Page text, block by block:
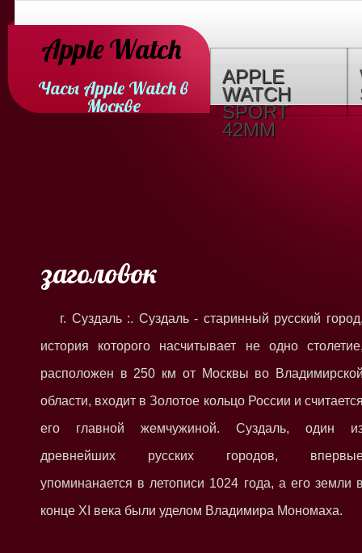
Apple Watch
Часы Apple Watch в
Москве
APPLE
WATCH
SPORT
42MM
заголовок
г. Суздаль :. Суздаль - старинный русский
история которого насчитывает не одно
расположен в 250 км от Москвы во
области, входит в Золотое кольцо России и
его главной жемчужиной. Суздаль, один
древнейших русских городов,
упоминанается в летописи 1024 года, а его земли
конце XI века были уделом Владимира Мономаха.